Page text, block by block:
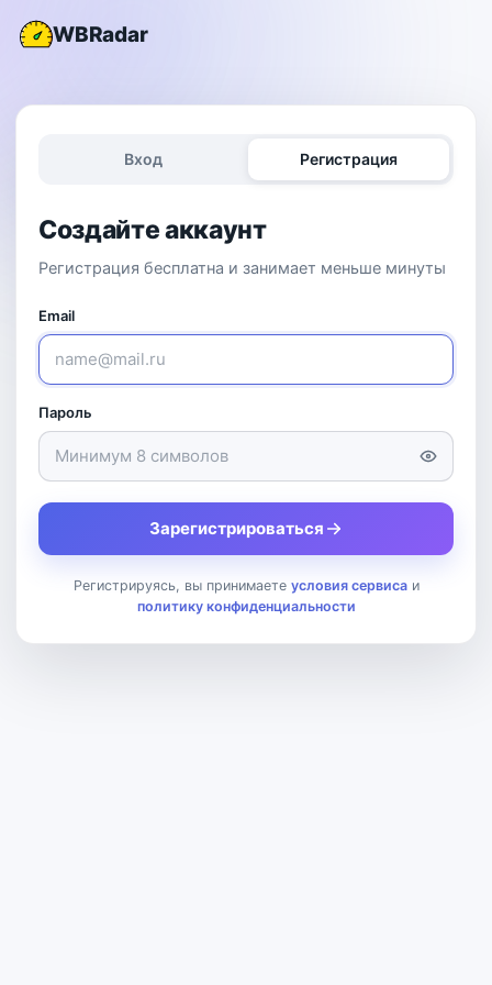
WBRadar
Вход Регистрация
Создайте аккаунт
Регистрация бесплатна и занимает меньше минуты
Email
Пароль
Зарегистрироваться
Регистрируясь, вы принимаете условия сервисаи
политику конфиденциальности